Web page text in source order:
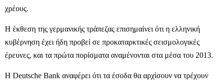
χρέους.
Η έκθεση της γερμανικής τράπεζας επισημαίνει ότι η ελληνική
κυβέρνηση έχει ήδη προβεί σε προκαταρκτικές σεισμολογικές
έρευνες, και τα πρώτα πορίσματα αναμένονται στα μέσα του 2013.
Η Deutsche Bank αναφέρει ότι τα έσοδα θα αρχίσουν να τρέχουν